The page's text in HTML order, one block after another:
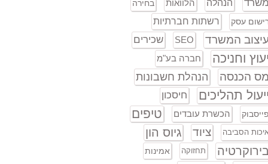
משרד הנהלה הלוואות
בחירה
עסק
רשתות חברתיות
עיצוב המשרד SEO שכירים
יעוץ וחניכה חברה בע"מ
מס הכנסה הנהלת חשבונות
ייעול תהליכים חיסכון
פייסבוק הכשרת עובדים טיפים
הסביבה ציוד
גיוס הון
תחזוקה
אמינות